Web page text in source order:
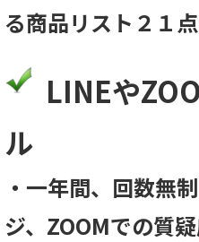
る商品リスト２１点
LINEや
ル
・一年間、回数無
ジ、ZOOMでの質